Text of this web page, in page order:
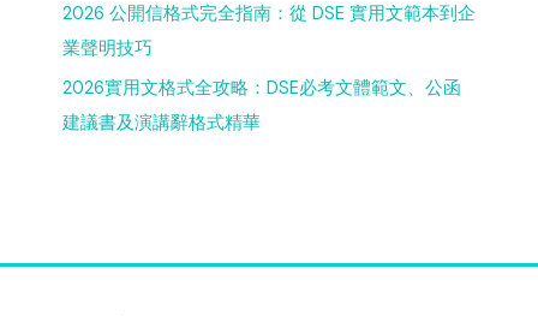
2026 公開信格式完全指南：從 DSE 實用文範本到企
業聲明技巧
2026實用文格式全攻略：DSE必考文體範文、公函
建議書及演講辭格式精華